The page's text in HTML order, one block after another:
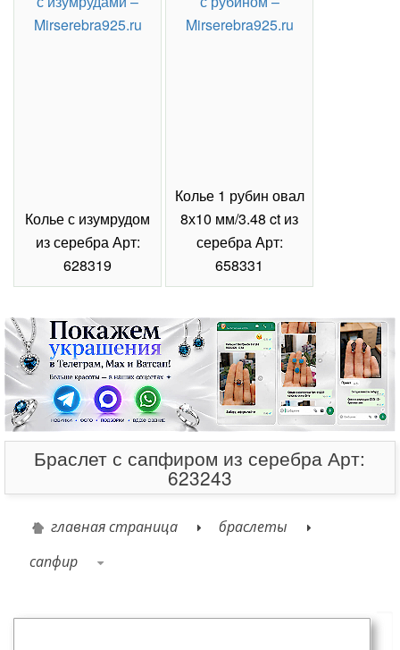
Карточка товара
Средний вес: 8.70 гр.